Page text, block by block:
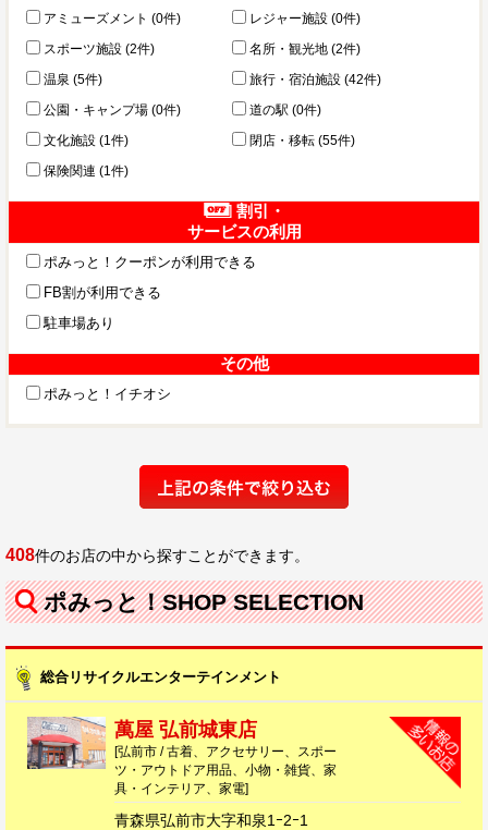
アミューズメント (0件)
レジャー施設 (0件)
スポーツ施設 (2件)
名所・観光地 (2件)
温泉 (5件)
旅行・宿泊施設 (42件)
公園・キャンプ場 (0件)
道の駅 (0件)
文化施設 (1件)
閉店・移転 (55件)
保険関連 (1件)
割引・
サービスの利用
ポみっと！クーポンが利用できる
FB割が利用できる
駐車場あり
その他
ポみっと！イチオシ
408件のお店の中から探すことができます。
ポみっと！SHOP SELECTION
総合リサイクルエンターテインメント
萬屋 弘前城東店
[弘前市 / 古着、アクセサリー、スポー
ツ・アウトドア用品、小物・雑貨、家
具・インテリア、家電]
青森県弘前市大字和泉1ｰ2ｰ1